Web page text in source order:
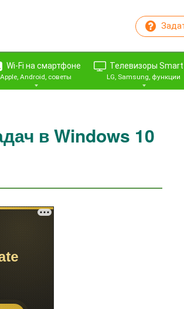
Wi-Fi на смартфоне
Apple, Android, советы
Телевизоры
LG, Samsung, функции
в Windows 10